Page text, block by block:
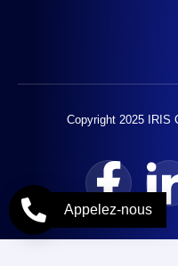
Copyright 2025 IRIS
Appelez-nous